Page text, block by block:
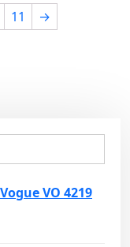
11 →
VO 4219